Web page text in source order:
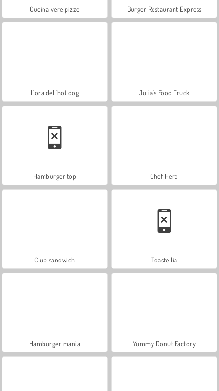
Cucina vere pizze Burger Restaurant Express
L'ora dell'hot dog Julia's Food Truck
Hamburger top Chef Hero
Club sandwich Toastellia
Hamburger mania Yummy Donut Factory